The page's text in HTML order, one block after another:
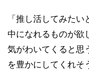
「推し活してみた
中になれるものが欲
気がわいてくると思
を豊かにしてくれそ